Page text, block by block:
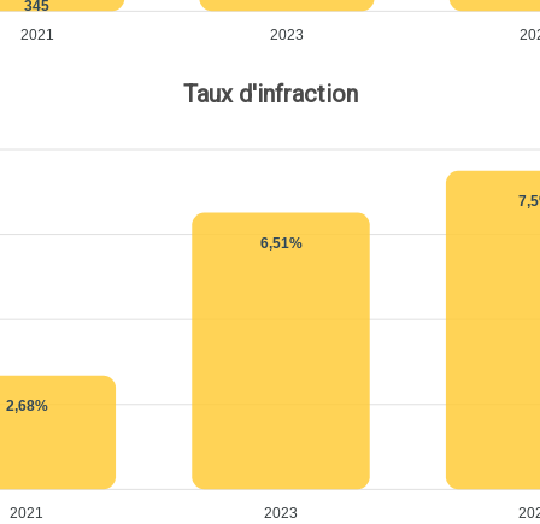
345
2021 2023
Taux d'infraction
2,68%
6,51%
2021 2023